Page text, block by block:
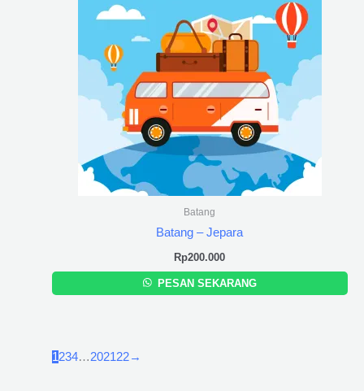
Batang
Batang – Jepara
Rp200.000
PESAN SEKARANG
1 234…2021 22→